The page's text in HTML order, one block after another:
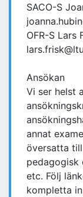
SACO-S
OFR-S Lars
Ansökan
Vi ser helst
annat
översatta
pedagogisk
etc. Följ
kompletta